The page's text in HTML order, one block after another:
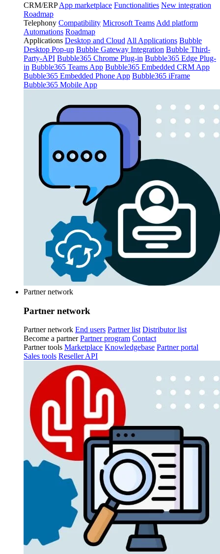
CRM/ERP App marketplace Functionalities New integration
Roadmap
Telephony Compatibility Microsoft Teams Add platform
Automations Roadmap
Applications Desktop and Cloud All Applications Bubble
Desktop Pop-up Bubble Gateway Integration Bubble Third-
Party-API Bubble365 Chrome Plug-in Bubble365 Edge Plug-
in Bubble365 Teams App Bubble365 Embedded CRM App
Bubble365 Embedded Phone App Bubble365 iFrame
Bubble365 Mobile App
Partner network
Partner network
Partner network End users Partner list Distributor list
Become a partner Partner program Contact
Partner tools Marketplace Knowledgebase Partner portal
Sales tools Reseller API